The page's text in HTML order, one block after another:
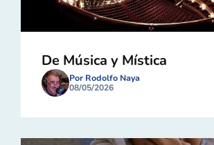
De Música y Mística
Por Rodolfo Naya
08/05/2026